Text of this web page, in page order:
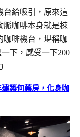
台給吸引，原來這
脈咖啡本身就是棟
咖啡機台，堪稱咖
下，感受一下200
築何藥房，化身咖